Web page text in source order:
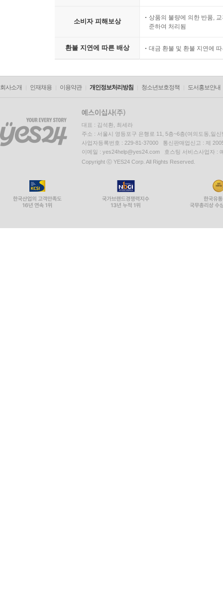
소비자 피해보상
상품의 불량에 의한 반품,
준하여 처리됨
환불 지연에 따른 배상 대금 환불 및 환불 지연에
회사소개 인재채용 이용약관 개인정보처리방침 청소년보호정책 도서홍보안내
대표 : 김석환, 최세라
주소 : 서울시 영등포구 은행로 11, 5층~6층(여의도동,일신
사업자등록번호 : 229-81-37000 통신판매업신고 : 제
이메일 : yes24help@yes24.com 호스팅 서비스사업자 :
Copyright ⓒ YES24 Corp. All Rights Reserved.